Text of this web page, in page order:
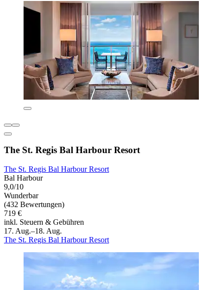
The St. Regis Bal Harbour Resort
The St. Regis Bal Harbour Resort
Bal Harbour
9,0/10
Wunderbar
(432 Bewertungen)
719 €
inkl. Steuern & Gebühren
17. Aug.–18. Aug.
The St. Regis Bal Harbour Resort